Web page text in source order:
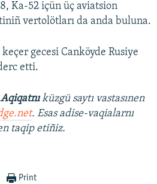
Ka-52 içün üç aviatsion
vertolötları da anda buluna.
gecesi Canköyde Rusiye
etti.
küzgü saytı vastasınen
. Esas adise-vaqialarnı
taqip etiñiz.
Print